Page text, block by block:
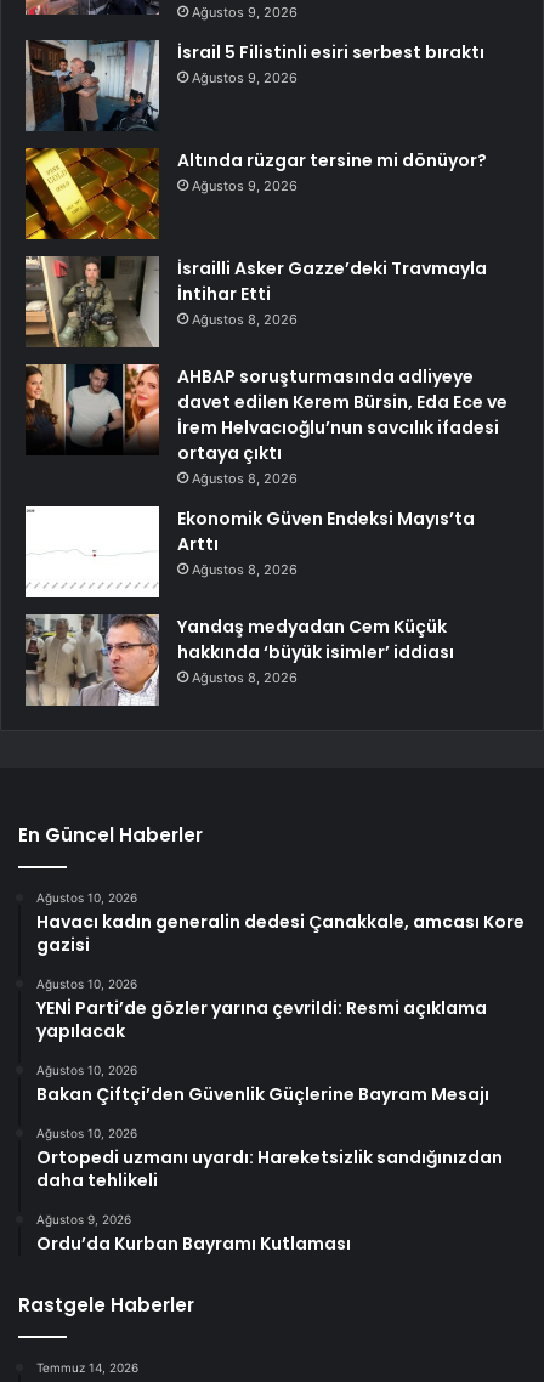
Ağustos 9, 2026
İsrail 5 Filistinli esiri serbest bıraktı
Ağustos 9, 2026
Altında rüzgar tersine mi dönüyor?
Ağustos 9, 2026
İsrailli Asker Gazze’deki Travmayla
İntihar Etti
Ağustos 8, 2026
AHBAP soruşturmasında adliyeye
davet edilen Kerem Bürsin, Eda Ece ve
İrem Helvacıoğlu’nun savcılık ifadesi
ortaya çıktı
Ağustos 8, 2026
Ekonomik Güven Endeksi Mayıs’ta
Arttı
Ağustos 8, 2026
Yandaş medyadan Cem Küçük
hakkında ‘büyük isimler’ iddiası
Ağustos 8, 2026
En Güncel Haberler
Ağustos 10, 2026
Havacı kadın generalin dedesi Çanakkale, amcası Kore
gazisi
Ağustos 10, 2026
YENİ Parti’de gözler yarına çevrildi: Resmi açıklama
yapılacak
Ağustos 10, 2026
Bakan Çiftçi’den Güvenlik Güçlerine Bayram Mesajı
Ağustos 10, 2026
Ortopedi uzmanı uyardı: Hareketsizlik sandığınızdan
daha tehlikeli
Ağustos 9, 2026
Ordu’da Kurban Bayramı Kutlaması
Rastgele Haberler
Temmuz 14, 2026